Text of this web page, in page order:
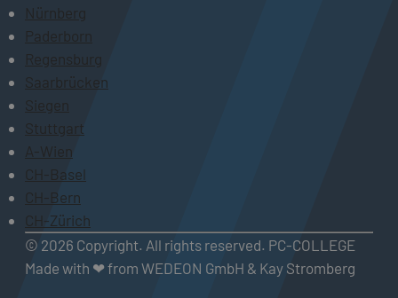
Nürnberg
Paderborn
Regensburg
Saarbrücken
Siegen
Stuttgart
A-Wien
CH-Basel
CH-Bern
CH-Zürich
© 2026 Copyright. All rights reserved. PC-COLLEGE
Made with ❤ from WEDEON GmbH & Kay Stromberg